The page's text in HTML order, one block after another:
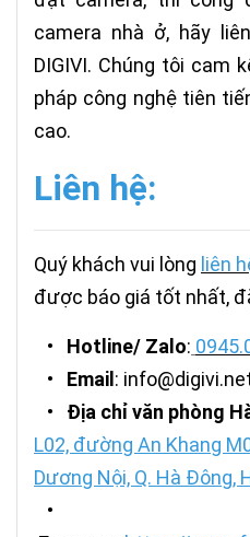
camera nhà ở, hãy
DIGIVI. Chúng tôi cam
pháp công nghệ tiên
cao.
Liên hệ:
Quý khách vui lòng liên
được báo giá tốt nhất,
• Hotline/ Zalo:
• Email :
• Địa chỉ văn phòng
L02, đường An Khang
Dương Nội, Q. Hà Đông,
•